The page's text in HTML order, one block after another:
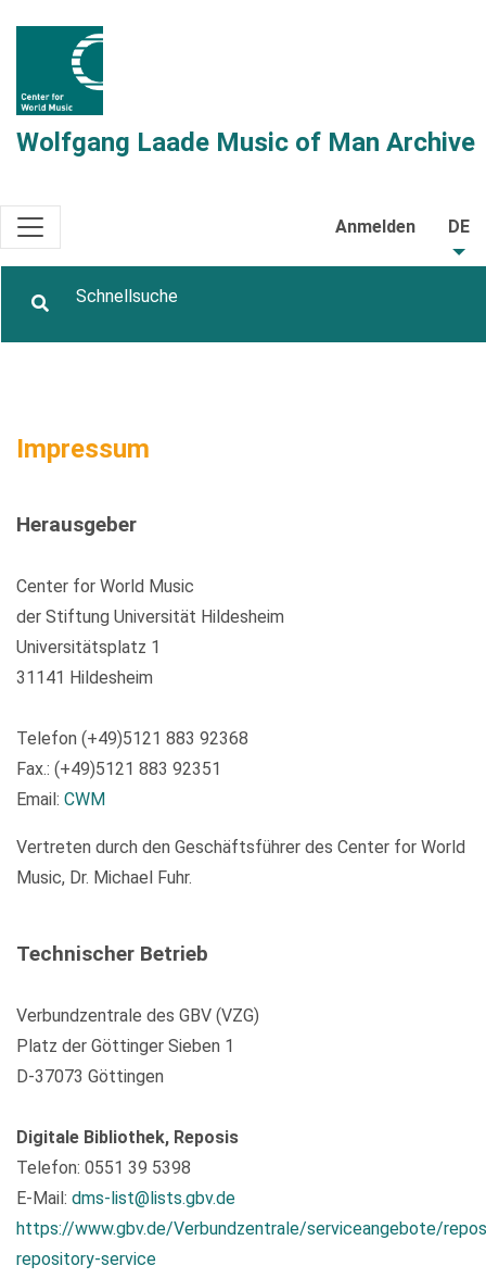
Wolfgang Laade Music of Man Archive
Anmelden DE
Impressum
Herausgeber
Center for World Music
der Stiftung Universität Hildesheim
Universitätsplatz 1
31141 Hildesheim
Telefon (+49)5121 883 92368
Fax.: (+49)5121 883 92351
Email: CWM
Vertreten durch den Geschäftsführer des Center for World
Music, Dr. Michael Fuhr.
Technischer Betrieb
Verbundzentrale des GBV (VZG)
Platz der Göttinger Sieben 1
D-37073 Göttingen
Digitale Bibliothek, Reposis
Telefon: 0551 39 5398
E-Mail: dms-list@lists.gbv.de
https://www.gbv.de/Verbundzentrale/serviceangebote/
repository-service